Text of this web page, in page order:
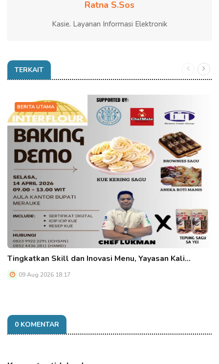
Ratna S.Sos
Kasie. Layanan Informasi Elektronik
TERKAIT
BERITA UTAMA
Tingkatkan Skill dan Inovasi Menu, Yayasan Kali…
09 Aug 2026 18:17
0 KOMENTAR